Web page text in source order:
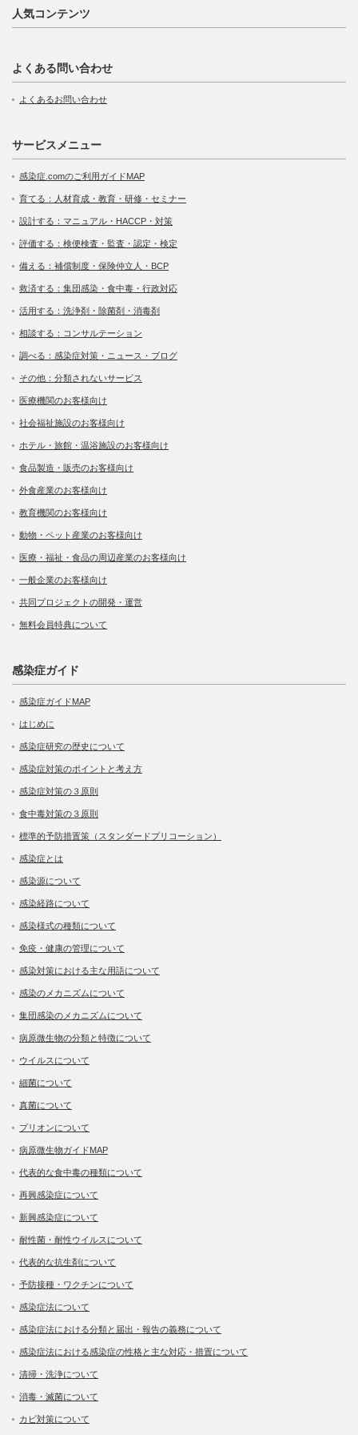
人気コンテンツ
よくある問い合わせ
よくあるお問い合わせ
サービスメニュー
感染症.comのご利用ガイドMAP
育てる：人材育成・教育・研修・セミナー
設計する：マニュアル・HACCP・対策
評価する：検便検査・監査・認定・検定
備える：補償制度・保険仲立人・BCP
救済する：集団感染・食中毒・行政対応
活用する：洗浄剤・除菌剤・消毒剤
相談する：コンサルテーション
調べる：感染症対策・ニュース・ブログ
その他：分類されないサービス
医療機関のお客様向け
社会福祉施設のお客様向け
ホテル・旅館・温浴施設のお客様向け
食品製造・販売のお客様向け
外食産業のお客様向け
教育機関のお客様向け
動物・ペット産業のお客様向け
医療・福祉・食品の周辺産業のお客様向け
一般企業のお客様向け
共同プロジェクトの開発・運営
無料会員特典について
感染症ガイド
感染症ガイドMAP
はじめに
感染症研究の歴史について
感染症対策のポイントと考え方
感染症対策の３原則
食中毒対策の３原則
標準的予防措置策（スタンダードプリコーション）
感染症とは
感染源について
感染経路について
感染様式の種類について
免疫・健康の管理について
感染対策における主な用語について
感染のメカニズムについて
集団感染のメカニズムについて
病原微生物の分類と特徴について
ウイルスについて
細菌について
真菌について
プリオンについて
病原微生物ガイドMAP
代表的な食中毒の種類について
再興感染症について
新興感染症について
耐性菌・耐性ウイルスについて
代表的な抗生剤について
予防接種・ワクチンについて
感染症法について
感染症法における分類と届出・報告の義務について
感染症法における感染症の性格と主な対応・措置について
清掃・洗浄について
消毒・滅菌について
カビ対策について